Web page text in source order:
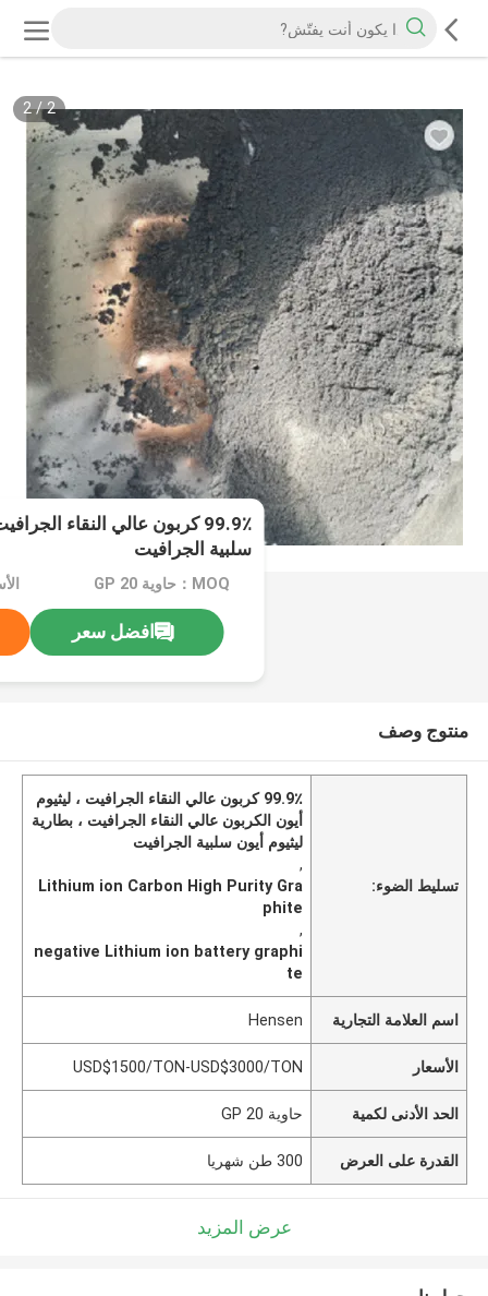
2
/
2
99.9٪ كربون عالي النقاء
سلبية الجرافيت
MOQ：حاوية 20 GP
افضل سعر
منتوج وصف
تسليط الضوء:
99.9٪ كربون عالي النقاء الجرافيت ، ليثيوم
أيون الكربون عالي النقاء الجرافيت ، بطارية
ليثيوم أيون سلبية الجرافيت
,
Lithium ion Carbon High Purity Gra
phite
,
negative Lithium ion battery graphi
te
اسم العلامة التجارية Hensen
الأسعار USD$1500/TON-USD$3000/TON
الحد الأدنى لكمية حاوية 20 GP
القدرة على العرض 300 طن شهريا
عرض المزيد